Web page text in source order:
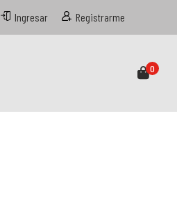
Ingresar Registrarme
0